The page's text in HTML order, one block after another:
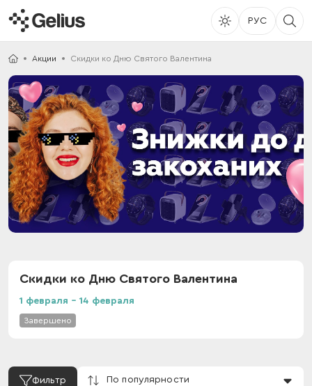
РУС
Акции Скидки ко Дню Святого Валентина
Скидки ко Дню Святого Валентина
1 февраля - 14 февраля
Завершено
Фильтр По популярности